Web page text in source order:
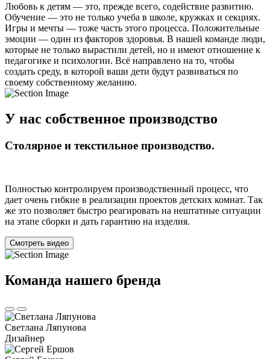
Любовь к детям — это, прежде всего, содействие развитию.
Обучение — это не только учеба в школе, кружках и секциях.
Игры и мечты — тоже часть этого процесса. Положительные
эмоции — один из факторов здоровья. В нашей команде люди,
которые не только вырастили детей, но и имеют отношение к
педагогике и психологии. Всё направлено на то, чтобы
создать среду, в которой ваши дети будут развиваться по
своему собственному желанию.
У нас собственное производство
Столярное и текстильное производство.
Полностью контролируем производственный процесс, что
дает очень гибкие в реализации проектов детских комнат. Так
же это позволяет быстро реагировать на нештатные ситуации
на этапе сборки и дать гарантию на изделия.
Смотреть видео
Команда нашего бренда
Светлана Ляпунова
Дизайнер